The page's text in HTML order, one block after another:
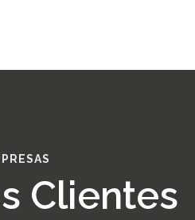
Clientes